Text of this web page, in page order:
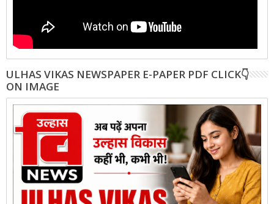
ULHAS VIKAS NEWSPAPER E-PAPER PDF CLICK👇
ON IMAGE